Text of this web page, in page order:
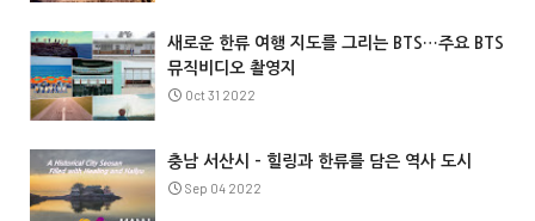
새로운 한류 여행 지도를 그리는 BTS…주요 BTS
뮤직비디오 촬영지
Oct 31 2022
충남 서산시 – 힐링과 한류를 담은 역사 도시
Sep 04 2022